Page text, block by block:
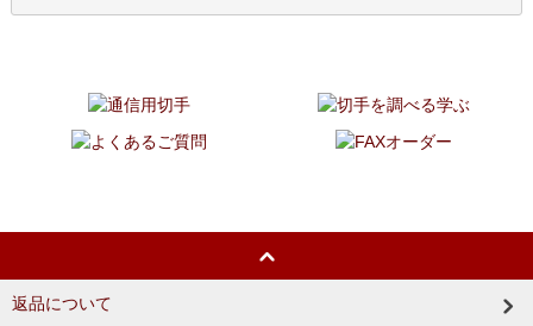
返品について